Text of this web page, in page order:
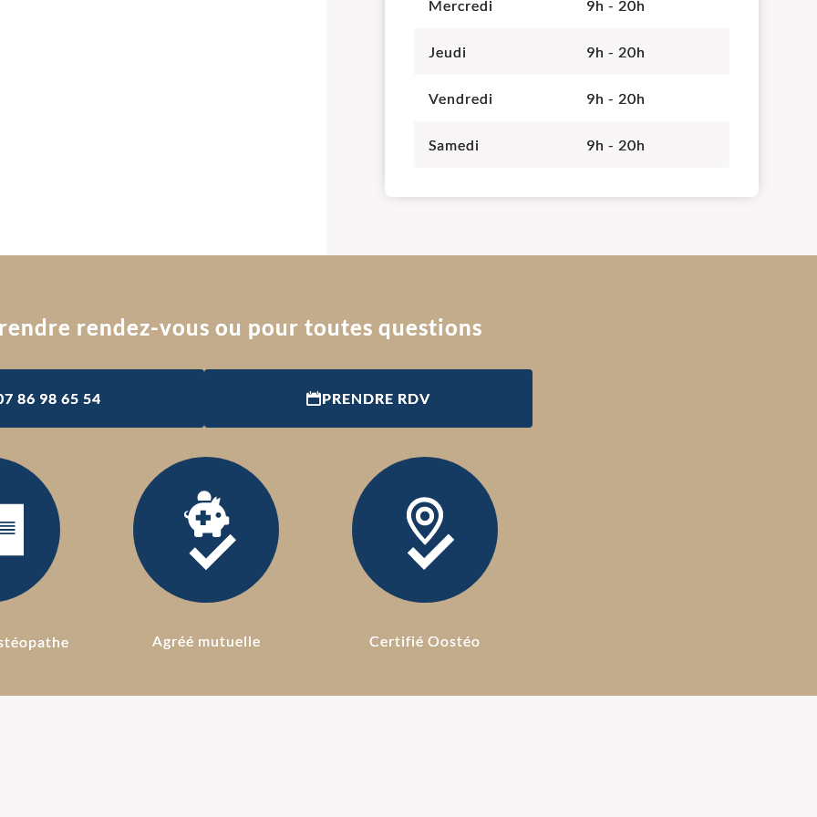
Mercredi 9h - 20h
Jeudi 9h - 20h
Vendredi 9h - 20h
Samedi 9h - 20h
rendez-vous ou pour toutes questions
86 98 65 54 PRENDRE RDV
Agréé mutuelle Certifié Oostéo